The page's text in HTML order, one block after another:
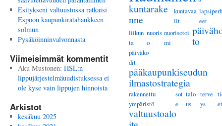
Esitykseni valtuustossa ratkaisi
Espoon kaupunkiratahankkeen
solmun
Pysäköinninvalvonnasta
Viimeisimmät kommentit
Aku Mustonen: HSL:n
lippujärjestelmäuudistuksessa ei
ole kyse vain lippujen hinnoista
Arkistot
kesäkuu 2025
kuntarake
nne
kuntavaa
lit
lapsiperh
eet
liikun
ta
nuoris
o
nuorisotoi
mi
to
päiväko
dit
pääkaupunkiseudun
ilmastostrategia
rakennettu
ympäristö
sot
e
talo
us
terve
ys
et
valtuustoalo